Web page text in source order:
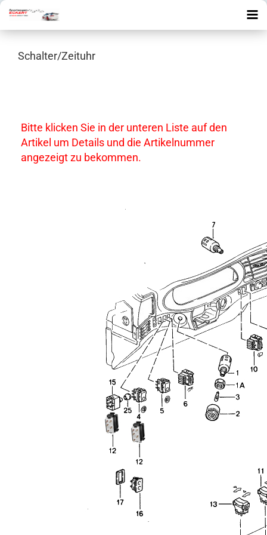
Schalter/Zeituhr
Bitte klicken Sie in der unteren Liste auf den
Artikel um Details und die Artikelnummer
angezeigt zu bekommen.